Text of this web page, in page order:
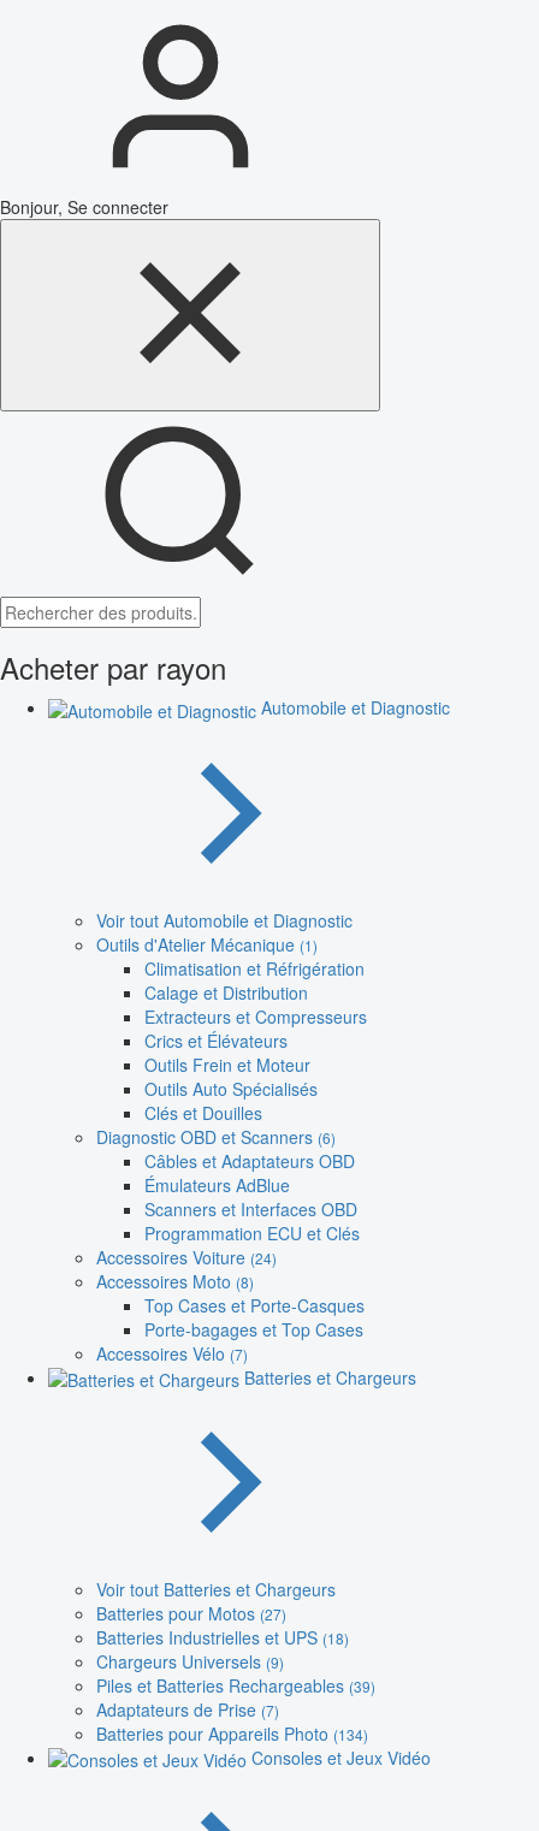
Bonjour, Se connecter
Acheter par rayon
Automobile et Diagnostic
Voir tout Automobile et Diagnostic
Outils d'Atelier Mécanique (1)
Climatisation et Réfrigération
Calage et Distribution
Extracteurs et Compresseurs
Crics et Élévateurs
Outils Frein et Moteur
Outils Auto Spécialisés
Clés et Douilles
Diagnostic OBD et Scanners (6)
Câbles et Adaptateurs OBD
Émulateurs AdBlue
Scanners et Interfaces OBD
Programmation ECU et Clés
Accessoires Voiture (24)
Accessoires Moto (8)
Top Cases et Porte-Casques
Porte-bagages et Top Cases
Accessoires Vélo (7)
Batteries et Chargeurs
Voir tout Batteries et Chargeurs
Batteries pour Motos (27)
Batteries Industrielles et UPS (18)
Chargeurs Universels (9)
Piles et Batteries Rechargeables (39)
Adaptateurs de Prise (7)
Batteries pour Appareils Photo (134)
Consoles et Jeux Vidéo